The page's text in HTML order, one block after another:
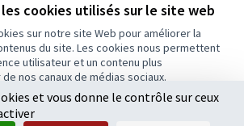
cookies utilisés sur le site web
sur notre site Web pour améliorer la
du site. Les cookies nous permettent
utilisateur et un contenu plus
nos canaux de médias sociaux.
Tout accepter
les cookies essentiels
Facebook
et vous donne le contrôle sur ceux